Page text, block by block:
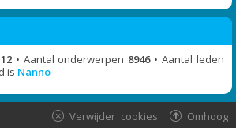
• Aantal onderwerpen 8946• Aantal leden
is Nanno
Omhoog
Verwijder cookies